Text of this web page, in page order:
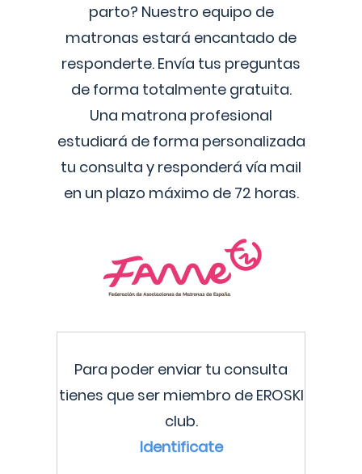
parto? Nuestro equipo de
matronas estará encantado de
responderte. Envía tus preguntas
de forma totalmente gratuita.
Una matrona profesional
estudiará de forma personalizada
tu consulta y responderá vía mail
en un plazo máximo de 72 horas.
Para poder enviar tu consulta
tienes que ser miembro de EROSKI
club.
Identificate